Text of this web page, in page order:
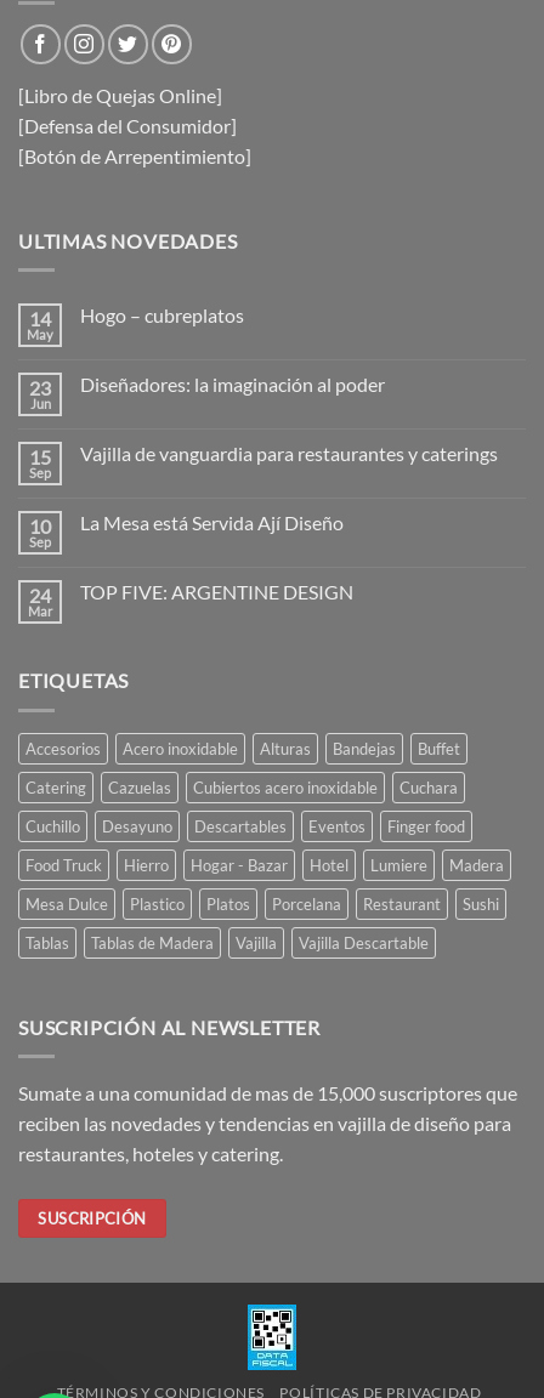
[Libro de Quejas Online]
[Defensa del Consumidor]
[Botón de Arrepentimiento]
ULTIMAS NOVEDADES
14
May
Hogo – cubreplatos
en
23
Jun
Diseñadores: la imaginación al poder
en
al
poder
15
Sep
Vajilla de vanguardia para restaurantes y caterings
en
para
restaurantes
10
Sep
La Mesa está Servida Ají Diseño
en
Ají
Diseño
24
Mar
TOP FIVE: ARGENTINE DESIGN
TOP
ETIQUETAS
Accesorios Acero inoxidable Alturas Bandejas
Buffet
Catering
Cazuelas Cubiertos acero inoxidable
Cuchara
Cuchillo
Desayuno Descartables Eventos
Finger food
Food Truck
Hierro Hogar - Bazar Hotel Lumiere
Madera
Mesa Dulce
Plastico Platos Porcelana Restaurant
Sushi
Tablas
Tablas de Madera Vajilla Vajilla Descartable
SUSCRIPCIÓN AL NEWSLETTER
Sumate a una comunidad de mas de 15,000 suscriptores que
reciben las novedades y tendencias en vajilla de diseño para
restaurantes, hoteles y catering.
SUSCRIPCIÓN
TÉRMINOS Y CONDICIONES POLÍTICAS DE PRIVACIDAD